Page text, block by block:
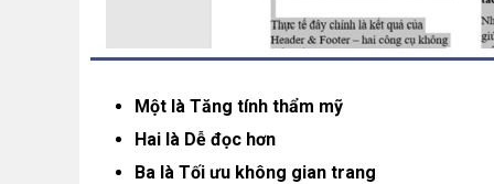
Một là Tăng tính thẩm mỹ
Hai là Dễ đọc hơn
Ba là Tối ưu không gian trang